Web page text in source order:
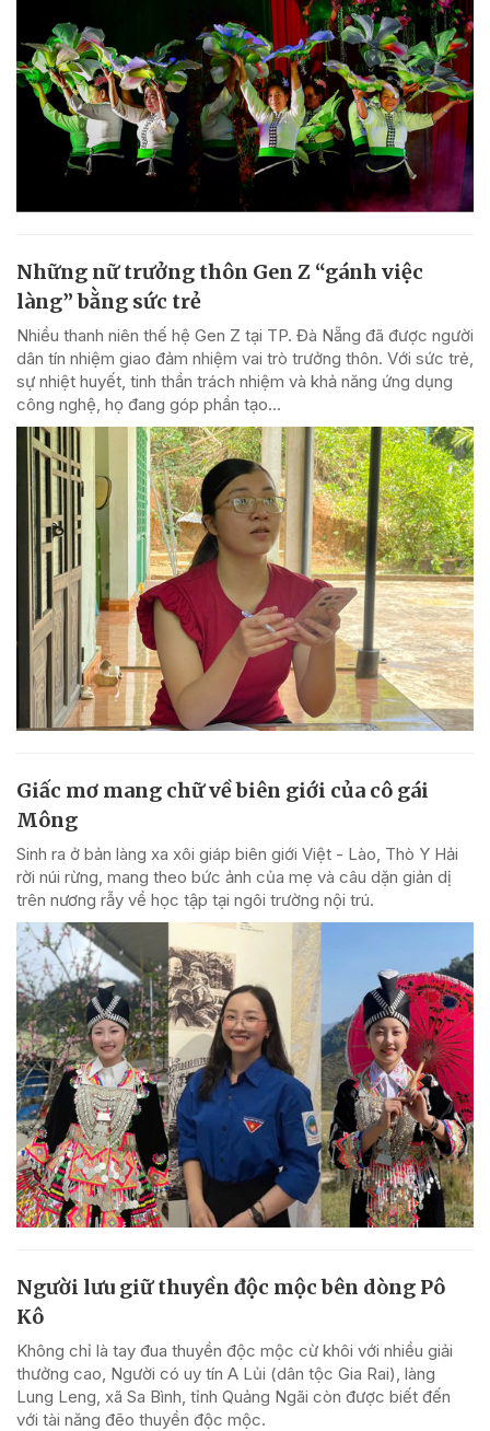
Những nữ trưởng thôn Gen Z “gánh việc
làng” bằng sức trẻ
Nhiều thanh niên thế hệ Gen Z tại TP. Đà Nẵng đã được người
dân tín nhiệm giao đảm nhiệm vai trò trưởng thôn. Với sức trẻ,
sự nhiệt huyết, tinh thần trách nhiệm và khả năng ứng dụng
công nghệ, họ đang góp phần tạo...
Giấc mơ mang chữ về biên giới của cô gái
Mông
Sinh ra ở bản làng xa xôi giáp biên giới Việt - Lào, Thò Y Hải
rời núi rừng, mang theo bức ảnh của mẹ và câu dặn giản dị
trên nương rẫy về học tập tại ngôi trường nội trú.
Người lưu giữ thuyền độc mộc bên dòng Pô
Kô
Không chỉ là tay đua thuyền độc mộc cừ khôi với nhiều giải
thưởng cao, Người có uy tín A Lủi (dân tộc Gia Rai), làng
Lung Leng, xã Sa Bình, tỉnh Quảng Ngãi còn được biết đến
với tài năng đẽo thuyền độc mộc.